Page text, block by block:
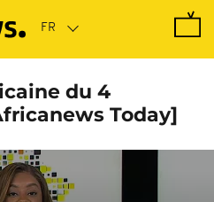
du 4
Today]